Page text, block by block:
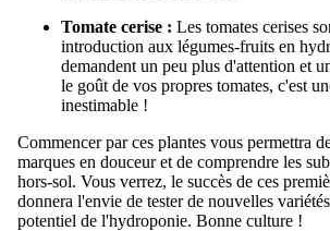
Tomate cerise : Les tomates cerises
introduction aux légumes-fruits en
demandent un peu plus d'attention et
le goût de vos propres tomates, c'est
inestimable !
Commencer par ces plantes vous permettra
marques en douceur et de comprendre les
hors-sol. Vous verrez, le succès de ces
donnera l'envie de tester de nouvelles
potentiel de l'hydroponie. Bonne culture !